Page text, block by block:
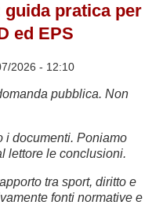
guida pratica per
ed EPS
2026 - 12:10
pubblica. Non
i documenti. Poniamo
lettore le conclusioni.
tra sport, diritto e
fonti normative e